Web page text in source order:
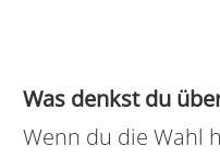
Was denkst du
Wenn du die Wahl